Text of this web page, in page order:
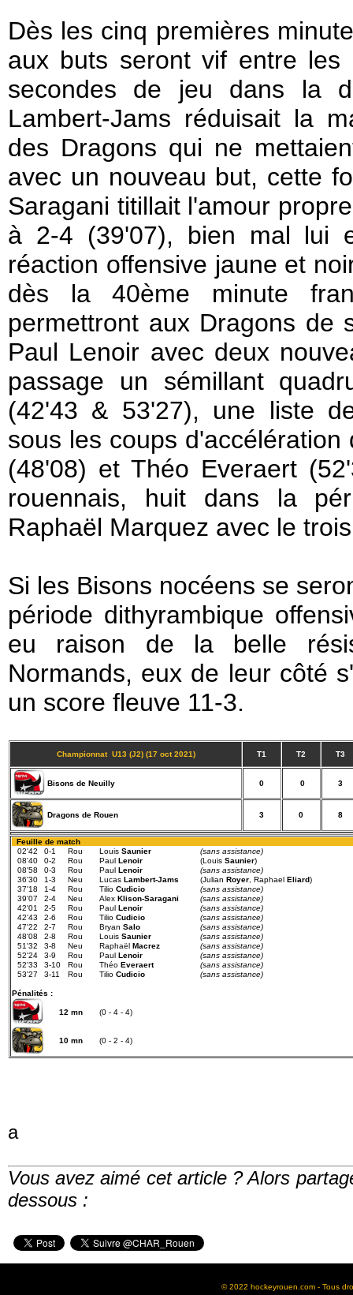
Dès les cinq premières
aux buts seront vif entre les
secondes de jeu dans la
Lambert-Jams réduisait la
des Dragons qui ne
avec un nouveau but, cette
Saragani titillait l'amour
à 2-4 (39'07), bien mal lui
réaction offensive jaune et
dès la 40ème minute
permettront aux Dragons de
Paul Lenoir avec deux
passage un sémillant
(42'43 & 53'27), une liste
sous les coups
(48'08) et Théo Everaert
rouennais, huit dans la
Raphaël Marquez avec le
Si les Bisons nocéens se
période dithyrambique
eu raison de la belle
Normands, eux de leur côté
un score fleuve 11-3.
Championnat U13 (J2) (17 oct 2021) T1 T2 T3
Bisons de Neuilly 0 0 3
Dragons de Rouen 3 0 8
Feuille de match
02'42
0-1 Rou Louis Saunier
(sans assistance)
08'40
0-2 Rou Paul Lenoir (Louis Saunier)
08'58
0-3 Rou Paul Lenoir
(sans assistance)
36'30
1-3 Neu Lucas Lambert-Jams (Julian Royer , Raphael Eliard)
37'18
1-4 Rou Tilio Cudicio
(sans assistance)
39'07
2-4 Neu Alex Klison-Saragani
(sans assistance)
42'01
2-5 Rou Paul Lenoir
(sans assistance)
42'43
2-6 Rou Tilio Cudicio
(sans assistance)
47'22
2-7 Rou Bryan Salo
(sans assistance)
48'08
2-8 Rou Louis Saunier
(sans assistance)
51'32
3-8 Neu Raphaël Macrez
(sans assistance)
52'24
3-9 Rou Paul Lenoir
(sans assistance)
52'33
3-10 Rou Théo Everaert
(sans assistance)
53'27
3-11 Rou Tilio Cudicio (sans assistance)
Pénalités :
12 mn (0 - 4 - 4)
10 mn (0 - 2 - 4)
a
Vous avez aimé cet article ? Alors
dessous :
© 2022 hockeyrouen.com - Tous